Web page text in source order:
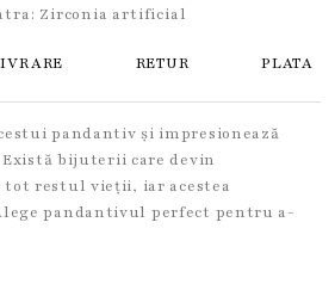
Zirconia artificial
RETUR PLATA
pandantiv și impresionează
bijuterii care devin
restul vieții, iar acestea
pandantivul perfect pentru a-